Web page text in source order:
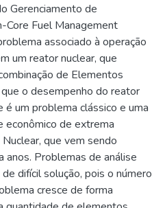
Gerenciamento de
Core Fuel Management
associado à operação
um reator nuclear, que
de Elementos
o desempenho do reator
um problema clássico e uma
econômico de extrema
que vem sendo
anos. Problemas de análise
difícil solução, pois o número
cresce de forma